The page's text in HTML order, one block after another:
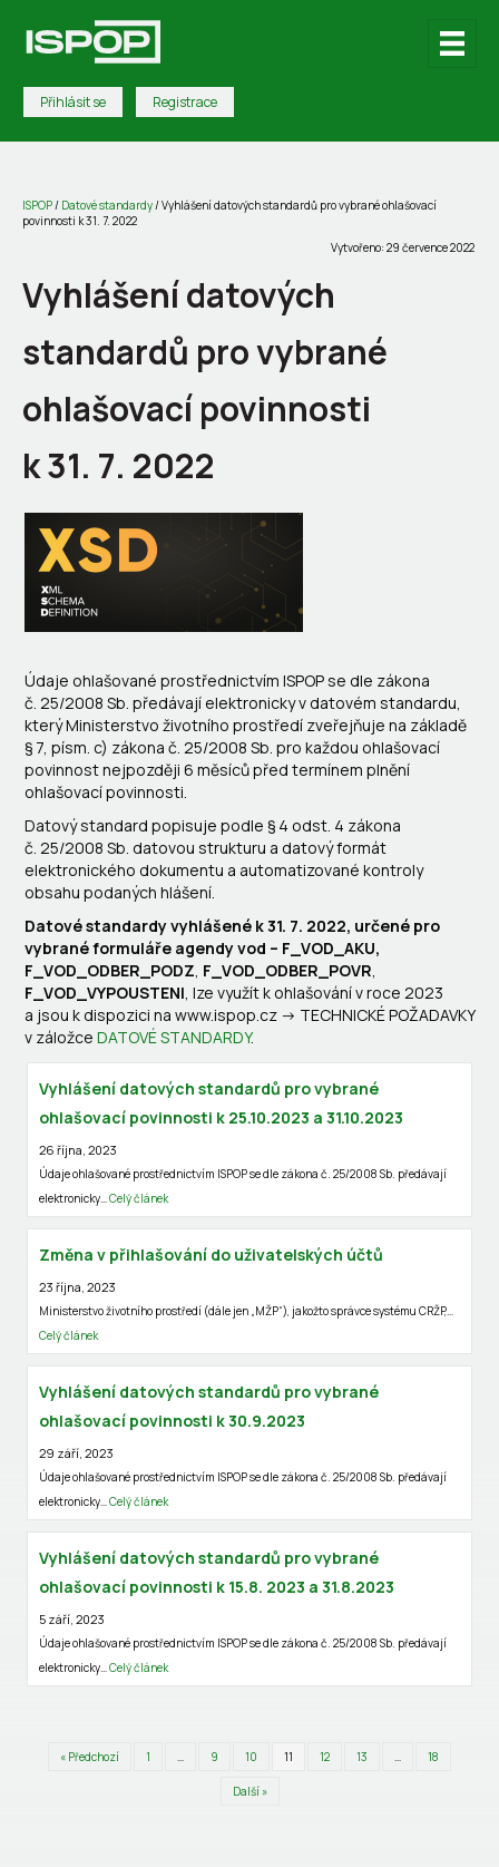
Přihlásit se Registrace
ISPOP/ Datové standardy/Vyhlášení datových standardů pro vybrané ohlašovací
povinnosti k 31. 7. 2022
Vytvořeno: 29 července 2022
Vyhlášení datových
standardů pro vybrané
ohlašovací povinnosti
k 31. 7. 2022
Údaje ohlašované prostřednictvím ISPOP se dle zákona
č. 25/2008 Sb. předávají elektronicky v datovém standardu,
který Ministerstvo životního prostředí zveřejňuje na základě
§ 7, písm. c) zákona č. 25/2008 Sb. pro každou ohlašovací
povinnost nejpozději 6 měsíců před termínem plnění
ohlašovací povinnosti.
Datový standard popisuje podle § 4 odst. 4 zákona
č. 25/2008 Sb. datovou strukturu a datový formát
elektronického dokumentu a automatizované kontroly
obsahu podaných hlášení.
Datové standardy vyhlášené k 31. 7. 2022, určené pro
vybrané formuláře agendy vod – F_VOD_AKU,
F_VOD_ODBER_PODZ, F_VOD_ODBER_POVR,
F_VOD_VYPOUSTENI, lze využít k ohlašování v roce 2023
a jsou k dispozici na www.ispop.cz -> TECHNICKÉ POŽADAVKY
v záložce DATOVÉ STANDARDY.
Vyhlášení datových standardů pro vybrané
ohlašovací povinnosti k 25.10.2023 a 31.10.2023
26 října, 2023
Údaje ohlašované prostřednictvím ISPOP se dle zákona č. 25/2008 Sb. předávají
elektronicky…Celý článek
Změna v přihlašování do uživatelských účtů
23 října, 2023
Ministerstvo životního prostředí (dále jen „MŽP“), jakožto správce systému CRŽP,…
Celý článek
Vyhlášení datových standardů pro vybrané
ohlašovací povinnosti k 30.9.2023
29 září, 2023
Údaje ohlašované prostřednictvím ISPOP se dle zákona č. 25/2008 Sb. předávají
elektronicky…Celý článek
Vyhlášení datových standardů pro vybrané
ohlašovací povinnosti k 15.8. 2023 a 31.8.2023
5 září, 2023
Údaje ohlašované prostřednictvím ISPOP se dle zákona č. 25/2008 Sb. předávají
elektronicky…Celý článek
« Předchozí 1 … 9 10 11 12 13 … 18
Další »